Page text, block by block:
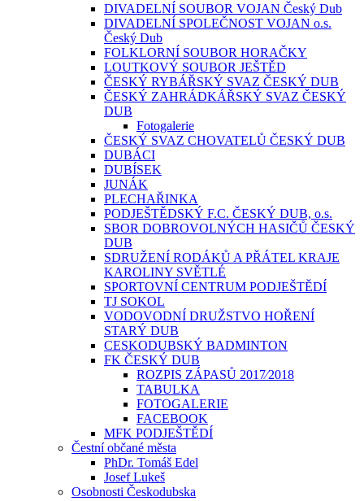
DIVADELNÍ SOUBOR VOJAN Český Dub
DIVADELNÍ SPOLEČNOST VOJAN o.s.
Český Dub
FOLKLORNÍ SOUBOR HORAČKY
LOUTKOVÝ SOUBOR JEŠTĚD
ČESKÝ RYBÁŘSKÝ SVAZ ČESKÝ DUB
ČESKÝ ZAHRÁDKÁŘSKÝ SVAZ ČESKÝ
DUB
Fotogalerie
ČESKÝ SVAZ CHOVATELŮ ČESKÝ DUB
DUBÁCI
DUBÍSEK
JUNÁK
PLECHAŘINKA
PODJEŠTĚDSKÝ F.C. ČESKÝ DUB, o.s.
SBOR DOBROVOLNÝCH HASIČŮ ČESKÝ
DUB
SDRUŽENÍ RODÁKŮ A PŘÁTEL KRAJE
KAROLINY SVĚTLÉ
SPORTOVNÍ CENTRUM PODJEŠTĚDÍ
TJ SOKOL
VODOVODNÍ DRUŽSTVO HOŘENÍ
STARÝ DUB
CESKODUBSKÝ BADMINTON
FK ČESKÝ DUB
ROZPIS ZÁPASŮ 2017⁄2018
TABULKA
FOTOGALERIE
FACEBOOK
MFK PODJEŠTĚDÍ
Čestní občané města
PhDr. Tomáš Edel
Josef Lukeš
Osobnosti Českodubska